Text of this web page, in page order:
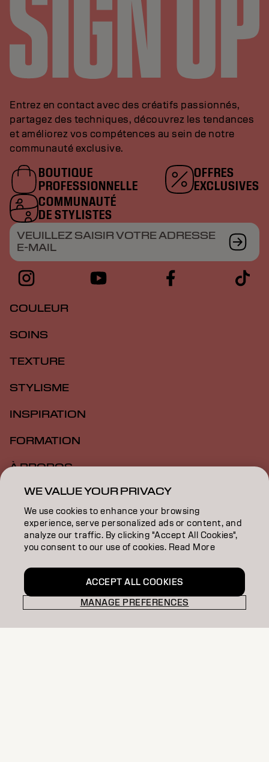
Entrez en contact avec des créatifs passionnés,
partagez des techniques, découvrez les tendances
et améliorez vos compétences au sein de notre
communauté exclusive.
BOUTIQUE
PROFESSIONNELLE
OFFRES
EXCLUSIVES
COMMUNAUTÉ
DE STYLISTES
VEUILLEZ SAISIR VOTRE ADRESSE
E-MAIL
COULEUR
SOINS
TEXTURE
STYLISME
INSPIRATION
FORMATION
À PROPOS
RECHERCHER UN SALON
DEVENIR PARTENAIRE
CONTACTEZ-NOUS
Colofon
Politique en Matière de CookiesConditions d'Utilisation
WE VALUE YOUR PRIVACY
We use cookies to enhance your browsing
experience, serve personalized ads or content, and
analyze our traffic. By clicking "Accept All Cookies",
you consent to our use of cookies. Read More
MANAGE PREFERENCES
ACCEPT ALL COOKIES